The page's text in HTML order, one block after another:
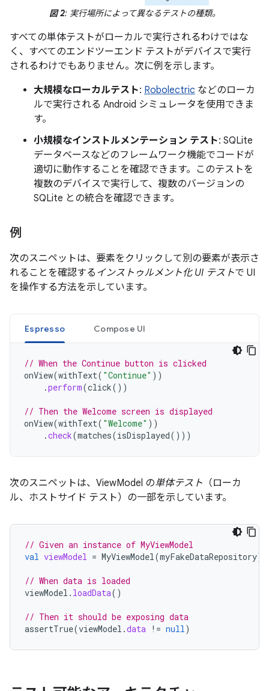
図 2: 実行場所によって異なるテストの種類。
すべての単体テストがローカルで実行されるわけではな
く、すべてのエンドツーエンド テストがデバイスで実行
されるわけでもありません。次に例を示します。
大規模なローカルテスト: Robolectric などのローカ
ルで実行される Android シミュレータを使用できま
す。
小規模なインストルメンテーション テスト: SQLite
データベースなどのフレームワーク機能でコードが
適切に動作することを確認できます。このテストを
複数のデバイスで実行して、複数のバージョンの
SQLite との統合を確認できます。
例
次のスニペットは、要素をクリックして別の要素が表示さ
れることを確認する インストゥルメント化 UI テストで UI
を操作する方法を示しています。
Espresso Compose UI
// When the Continue button is clicked
onView(withText( "Continue" ))
.perform(click())
// Then the Welcome screen is displayed
onView(withText( "Welcome" ))
.check(matches(isDisplayed()))
次のスニペットは、ViewModel の単体テスト （ローカ
ル、ホストサイド テスト）の一部を示しています。
// Given an instance of MyViewModel
val viewModel = MyViewModel (myFakeDataRepository)
// When data is loaded
viewModel . loadData()
// Then it should be exposing data
assertTrue(viewModel .data != null )